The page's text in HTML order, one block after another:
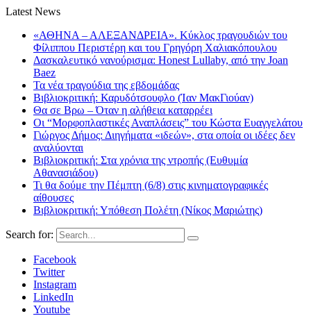
Latest News
«ΑΘΗΝΑ – ΑΛΕΞΑΝΔΡΕΙΑ». Κύκλος τραγουδιών του
Φίλιππου Περιστέρη και του Γρηγόρη Χαλιακόπουλου
Δασκαλευτικό νανούρισμα: Honest Lullaby, από την Joan
Baez
Τα νέα τραγούδια της εβδομάδας
Βιβλιοκριτική: Καρυδότσουφλο (Ίαν ΜακΓιούαν)
Θα σε Βρω – Όταν η αλήθεια καταρρέει
Οι “Μορφοπλαστικές Αναπλάσεις” του Κώστα Ευαγγελάτου
Γιώργος Δήμος: Διηγήματα «ιδεών», στα οποία οι ιδέες δεν
αναλύονται
Βιβλιοκριτική: Στα χρόνια της ντροπής (Ευθυμία
Αθανασιάδου)
Τι θα δούμε την Πέμπτη (6/8) στις κινηματογραφικές
αίθουσες
Βιβλιοκριτική: Υπόθεση Πολέτη (Νίκος Μαριώτης)
Search for:
Facebook
Twitter
Instagram
LinkedIn
Youtube